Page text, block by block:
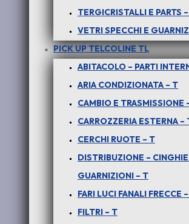
TERGICRISTALLI E PARTS
VETRI SPECCHI E
PICK UP TELCOLINE TL
ABITACOLO – PARTI
ARIA CONDIZIONATA – T
CAMBIO E TRASMISSIONE
CARROZZERIA ESTERNA –
CERCHI RUOTE – T
DISTRIBUZIONE –
GUARNIZIONI – T
FARI LUCI FANALI FRECCE
FILTRI – T
COSTO PER UN PRODOTTO
GARANZIA UN ANNO
Per info e disponibilità del
SCONTATO DEL
WhatsApp